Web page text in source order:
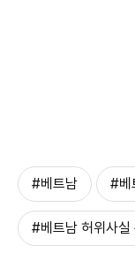
#베트남 #베
#베트남 허위사실